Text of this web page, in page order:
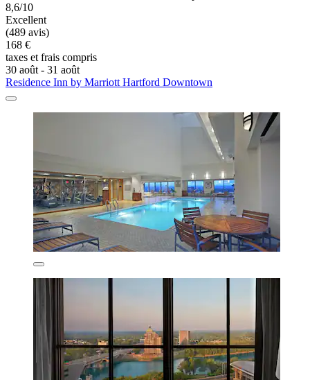
8,6/10
Excellent
(489 avis)
168 €
taxes et frais compris
30 août - 31 août
Residence Inn by Marriott Hartford Downtown